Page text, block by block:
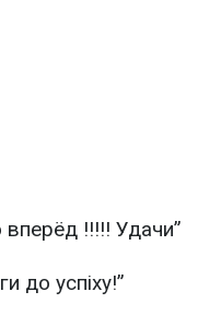
!!!!! Удачи”
до успіху!”